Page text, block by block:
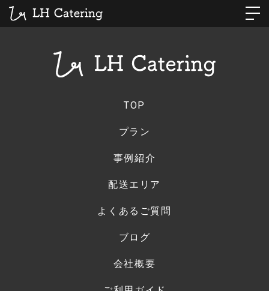
TOP
プラン
事例紹介
配送エリア
よくあるご質問
ブログ
会社概要